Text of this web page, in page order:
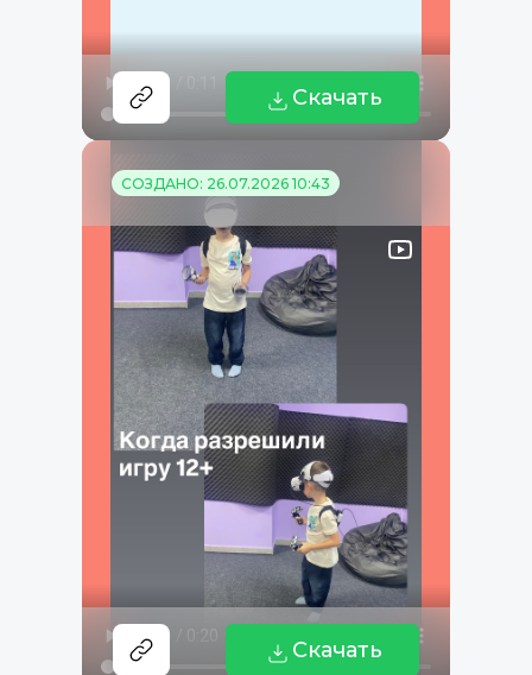
Скачать
СОЗДАНО: 26.07.2026 10:43
Скачать